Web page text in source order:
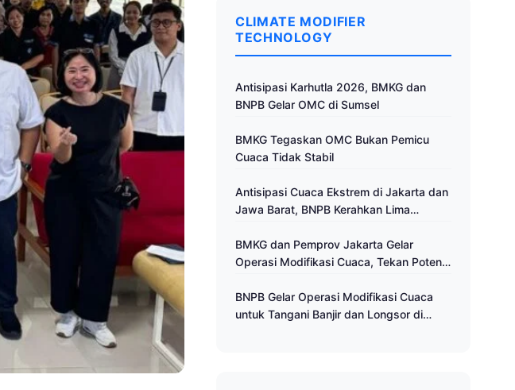
CLIMATE MODIFIER
TECHNOLOGY
Antisipasi Karhutla 2026, BMKG dan
BNPB Gelar OMC di Sumsel
BMKG Tegaskan OMC Bukan Pemicu
Cuaca Tidak Stabil
Antisipasi Cuaca Ekstrem di Jakarta dan
Jawa Barat, BNPB Kerahkan Lima
Cuaca
BMKG dan Pemprov Jakarta Gelar
Operasi Modifikasi Cuaca, Tekan Potensi
BNPB Gelar Operasi Modifikasi Cuaca
untuk Tangani Banjir dan Longsor di